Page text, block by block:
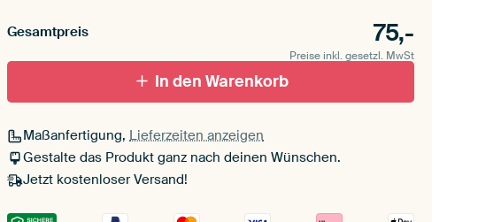
Passepartout
Ohne Passepartout
Gesamtpreis 75,-
Preise inkl. gesetzl. MwSt
In den Warenkorb
Maßanfertigung, Lieferzeiten anzeigen
Gestalte das Produkt ganz nach deinen Wünschen.
Jetzt kostenloser Versand!